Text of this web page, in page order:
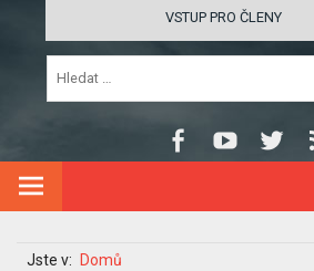
VSTUP PRO ČLENY
Jste v: Domů